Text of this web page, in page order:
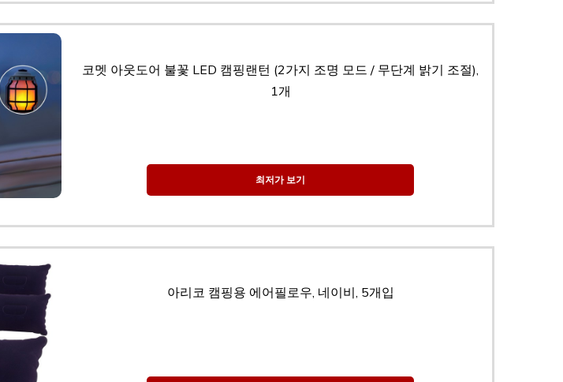
코멧 아웃도어 불꽃 LED 캠핑랜턴 (2가지 조명 모드 / 무단계 밝기 조절),
1개
최저가 보기
아리코 캠핑용 에어필로우, 네이비, 5개입